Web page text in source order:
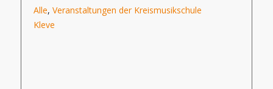
Alle, Veranstaltungen der Kreismusikschule
Kleve